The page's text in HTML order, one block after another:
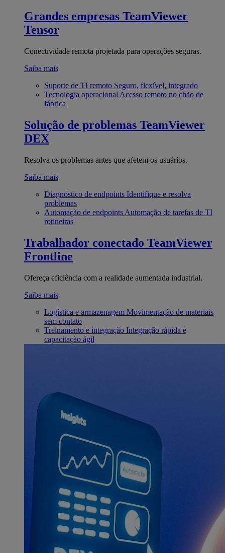
Grandes empresas TeamViewer
Tensor
Conectividade remota projetada para operações seguras.
Saiba mais
Suporte de TI remoto Seguro, flexível, integrado
Tecnologia operacional Acesso remoto no chão de
fábrica
Solução de problemas TeamViewer
DEX
Resolva os problemas antes que afetem os usuários.
Saiba mais
Diagnóstico de endpoints Identifique e resolva
problemas
Automação de endpoints Automação de tarefas de TI
rotineiras
Trabalhador conectado TeamViewer
Frontline
Ofereça eficiência com a realidade aumentada industrial.
Saiba mais
Logística e armazenagem Movimentação de materiais
sem contato
Treinamento e integração Integração rápida e
capacitação ágil